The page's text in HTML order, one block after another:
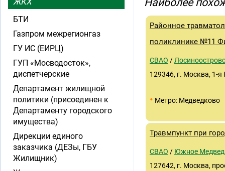
Районное
поликлинике №11
СВАО /
129346, г. Москва, 1-я
• Метро: Медведково
Травмпункт при
СВАО / Южное
127642, г. Москва,
БТИ
Газпром межрегионгаз
ГУ ИС (ЕИРЦ)
ГУП «Мосводосток»,
диспетчерские
Департамент жилищной
политики (присоединен к
Департаменту городского
имущества)
Дирекции единого
заказчика (ДЕЗы, ГБУ
Жилищник)